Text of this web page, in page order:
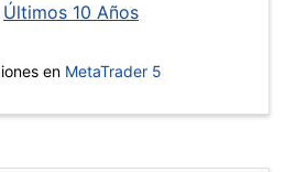
Últimos 10 Años
en MetaTrader 5